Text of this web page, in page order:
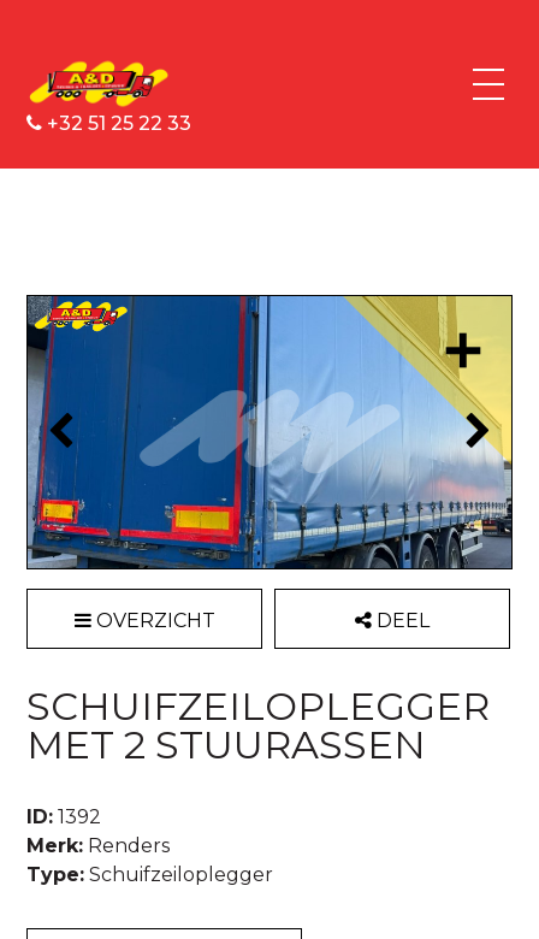
+32 51 25 22 33
OVERZICHT DEEL
SCHUIFZEILOPLEGGER
MET 2 STUURASSEN
ID: 1392
Merk: Renders
Type: Schuifzeiloplegger